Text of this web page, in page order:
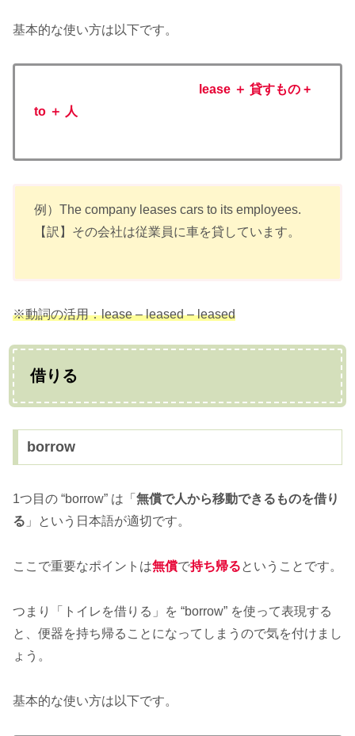
基本的な使い方は以下です。
lease ＋ 貸すもの +
to ＋ 人
例）The company leases cars to its employees.
【訳】その会社は従業員に車を貸しています。
※動詞の活用：lease – leased – leased
借りる
borrow
1つ目の “borrow” は「 無償で人から移動できるものを借り
る 」という日本語が適切です。
ここで重要なポイントは無償で持ち帰るということです。
つまり「トイレを借りる」を “borrow” を使って表現する
と、便器を持ち帰ることになってしまうので気を付けまし
ょう。
基本的な使い方は以下です。